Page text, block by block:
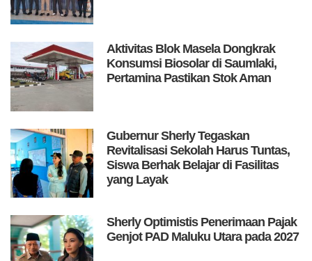
Aktivitas Blok Masela Dongkrak
Konsumsi Biosolar di Saumlaki,
Pertamina Pastikan Stok Aman
Gubernur Sherly Tegaskan
Revitalisasi Sekolah Harus Tuntas,
Siswa Berhak Belajar di Fasilitas
yang Layak
Sherly Optimistis Penerimaan Pajak
Genjot PAD Maluku Utara pada 2027